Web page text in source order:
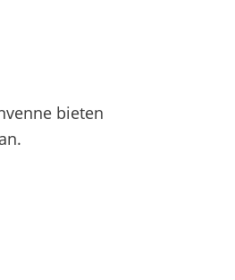
bieten